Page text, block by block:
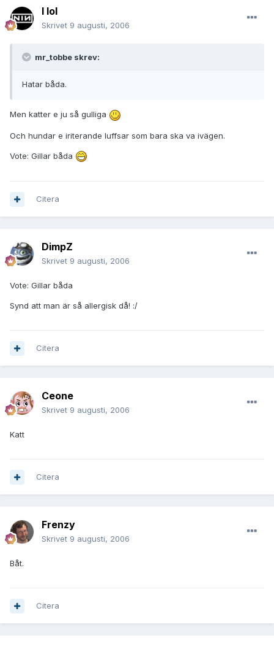
I lol
Skrivet 9 augusti, 2006
mr_tobbe skrev:
Hatar båda.
Men katter e ju så gulliga
Och hundar e iriterande luffsar som bara ska va ivägen.
Vote: Gillar båda
Citera
DimpZ
Skrivet 9 augusti, 2006
Vote: Gillar båda
Synd att man är så allergisk då! :/
Citera
Ceone
Skrivet 9 augusti, 2006
Katt
Citera
Frenzy
Skrivet 9 augusti, 2006
Båt.
Citera